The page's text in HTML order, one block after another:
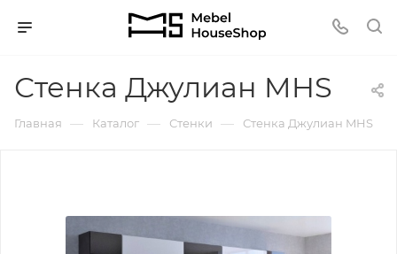
Стенка Джулиан MHS
Главная — Каталог — Стенки — Стенка Джулиан MHS